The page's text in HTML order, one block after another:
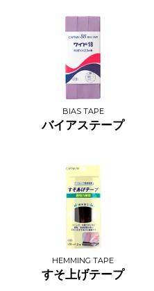
BIAS TAPE
バイアステープ
HEMMING TAPE
すそ上げテープ